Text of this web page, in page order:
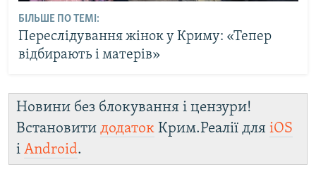
БІЛЬШЕ ПО ТЕМІ:
Переслідування жінок у Криму: «Тепер
відбирають і матерів»
Новини без блокування і цензури!
Встановити додаток Крим.Реалії для iOS
і Android.